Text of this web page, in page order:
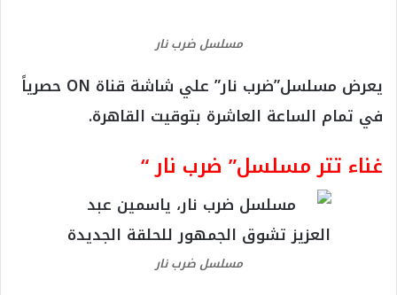
في تمام الساعة العاشرة بتوقيت القاهرة.
غناء تتر مسلسل” ضرب نار “
مسلسل ضرب نار
ويجمع غناء تتر مسلسل” ضرب نار” بطولة الثنائي
ياسمين عبد العزيز وأحمد العوضي